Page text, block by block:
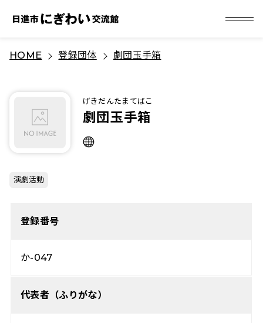
HOME 登録団体 劇団玉手箱
げきだんたまてばこ
劇団玉手箱
演劇活動
登録番号
か-047
代表者（ふりがな）